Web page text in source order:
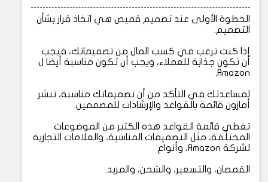
الخطوة الأولى عند تصميم قميص هي اتخاذ قرار بشأن
التصميم.
إذا كنت ترغب في كسب المال من تصميماتك، فيجب
أن تكون جذابة للعملاء، ويجب أن تكون مناسبة أيضا ل
Amazon.
لمساعدتك في التأكد من أن تصميماتك مناسبة، تنشر
أمازون قائمة بالقواعد والإرشادات للمصممين.
تغطي قائمة القواعد هذه الكثير من الموضوعات
المختلفة، مثل التصميمات المناسبة، والعلامات التجارية
لشركة Amazon، وأنواع
القمصان، والتسعير، والشحن، والمزيد.